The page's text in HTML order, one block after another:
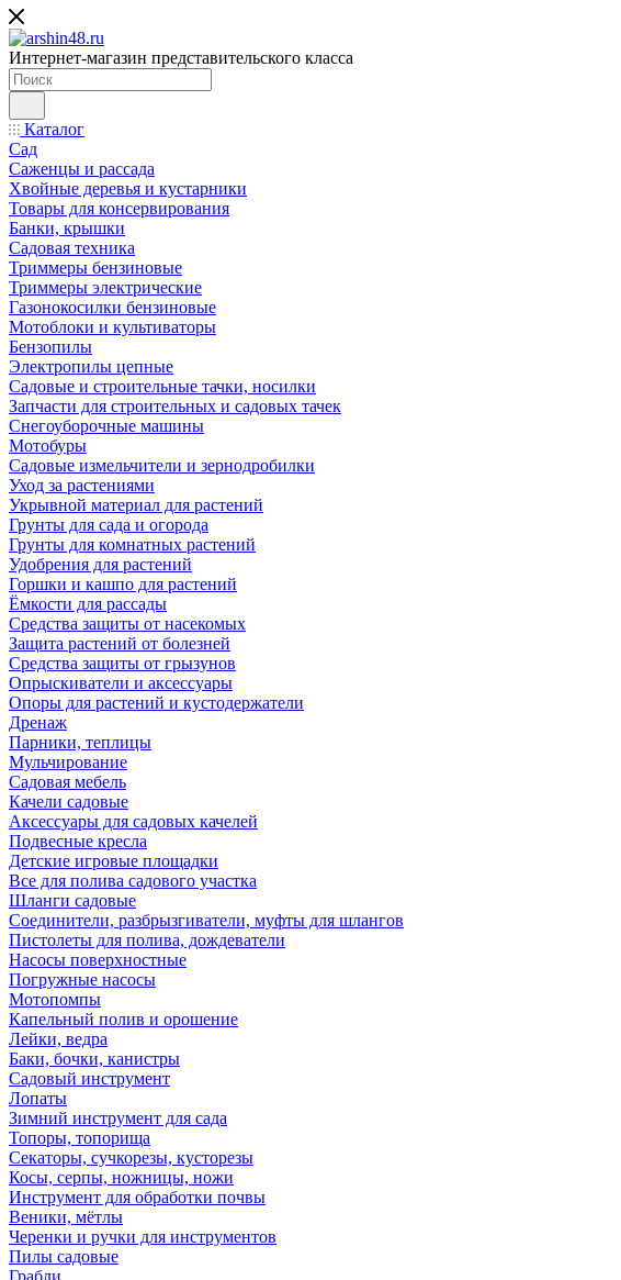
Интернет-магазин представительского класса
Каталог
Сад
Саженцы и рассада
Хвойные деревья и кустарники
Товары для консервирования
Банки, крышки
Садовая техника
Триммеры бензиновые
Триммеры электрические
Газонокосилки бензиновые
Мотоблоки и культиваторы
Бензопилы
Электропилы цепные
Садовые и строительные тачки, носилки
Запчасти для строительных и садовых тачек
Снегоуборочные машины
Мотобуры
Садовые измельчители и зернодробилки
Уход за растениями
Укрывной материал для растений
Грунты для сада и огорода
Грунты для комнатных растений
Удобрения для растений
Горшки и кашпо для растений
Ёмкости для рассады
Средства защиты от насекомых
Защита растений от болезней
Средства защиты от грызунов
Опрыскиватели и аксессуары
Опоры для растений и кустодержатели
Дренаж
Парники, теплицы
Мульчирование
Садовая мебель
Качели садовые
Аксессуары для садовых качелей
Подвесные кресла
Детские игровые площадки
Все для полива садового участка
Шланги садовые
Соединители, разбрызгиватели, муфты для шлангов
Пистолеты для полива, дождеватели
Насосы поверхностные
Погружные насосы
Мотопомпы
Капельный полив и орошение
Лейки, ведра
Баки, бочки, канистры
Садовый инструмент
Лопаты
Зимний инструмент для сада
Топоры, топорища
Секаторы, сучкорезы, кусторезы
Косы, серпы, ножницы, ножи
Инструмент для обработки почвы
Веники, мётлы
Черенки и ручки для инструментов
Пилы садовые
Грабли